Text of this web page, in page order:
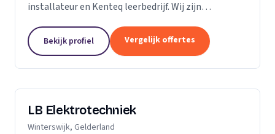
installateur en Kenteq leerbedrijf. Wij zijn
Utrecht.Bekijk profiel Vergelijk offertes
LB Elektrotechniek
Winterswijk, Gelderland